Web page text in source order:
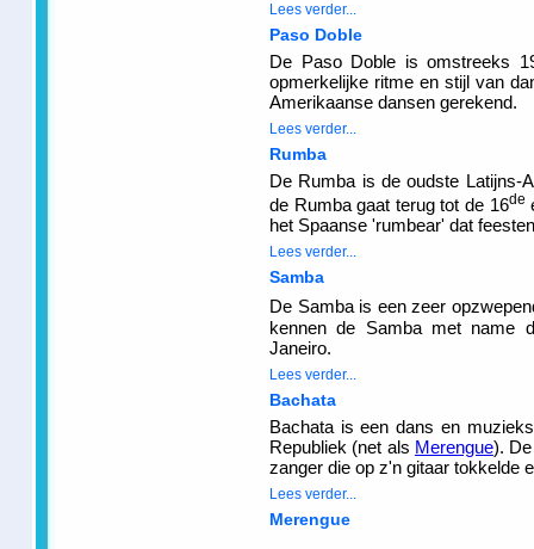
Lees verder...
Paso Doble
De Paso Doble is omstreeks
opmerkelijke ritme en stijl van
Amerikaanse dansen gerekend.
Lees verder...
Rumba
De Rumba is de oudste Latijns-
de Rumba gaat terug tot de 16de
het Spaanse 'rumbear' dat
Lees verder...
Samba
De Samba is een zeer
kennen de Samba met name
Janeiro.
Lees verder...
Bachata
Bachata is een dans en
Republiek (net als Merengue).
zanger die op z'n gitaar tokkelde
Lees verder...
Merengue